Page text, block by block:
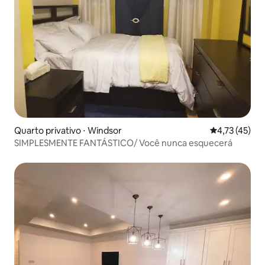
Quarto privativo ⋅ Windsor 4,73 de uma
4,73 (45)
SIMPLESMENTE FANTÁSTICO/ Você nunca esquecerá